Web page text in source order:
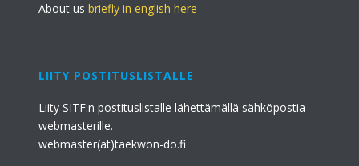
About usbriefly in english here
LIITY POSTITUSLISTALLE
Liity SITF:n postituslistalle lähettämällä sähköpostia
webmasterille.
webmaster(at)taekwon-do.fi